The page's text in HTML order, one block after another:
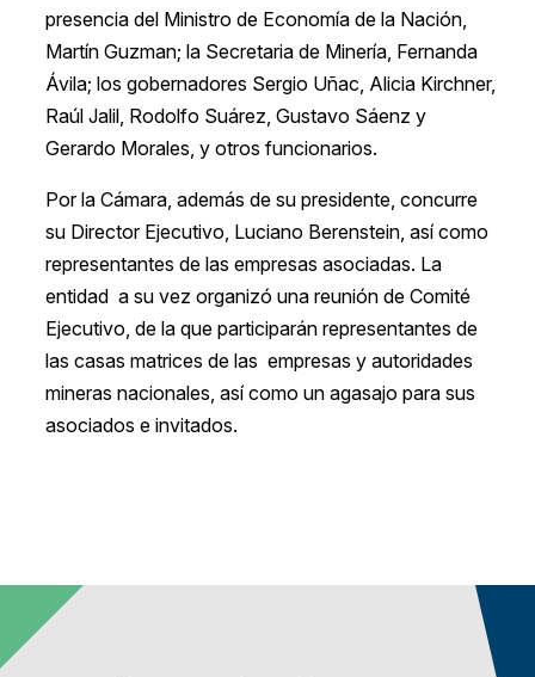
presencia del Ministro de Economía de la Nación,
Martín Guzman; la Secretaria de Minería, Fernanda
Ávila; los gobernadores Sergio Uñac, Alicia Kirchner,
Raúl Jalil, Rodolfo Suárez, Gustavo Sáenz y
Gerardo Morales, y otros funcionarios.
Por la Cámara, además de su presidente, concurre
su Director Ejecutivo, Luciano Berenstein, así como
representantes de las empresas asociadas. La
entidad a su vez organizó una reunión de Comité
Ejecutivo, de la que participarán representantes de
las casas matrices de las empresas y autoridades
mineras nacionales, así como un agasajo para sus
asociados e invitados.